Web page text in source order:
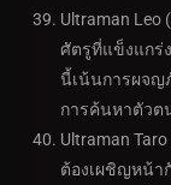
Ultraman Leo
ศัตรูที่แข็งแกร่
นี้เน้นการผจญ
การค้นหาตัวต
Ultraman
ต้องเผชิญหน้า